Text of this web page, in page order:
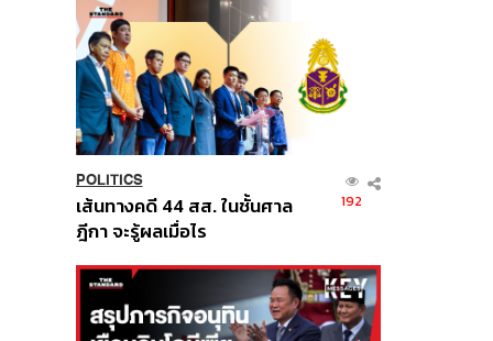
POLITICS
เส้นทางคดี 44 สส. ในชั้นศาล
ฎีกา จะรู้ผลเมื่อไร
192